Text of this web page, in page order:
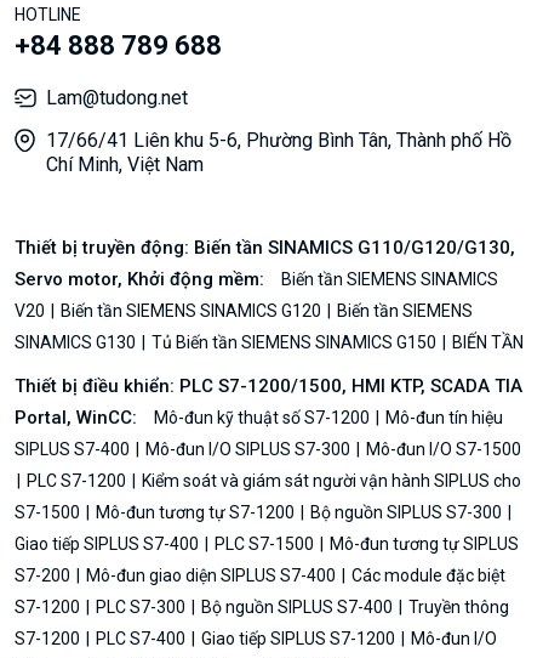
HOTLINE
+84 888 789 688
Lam@tudong.net
17/66/41 Liên khu 5-6, Phường Bình Tân, Thành phố Hồ
Chí Minh, Việt Nam
Thiết bị truyền động: Biến tần SINAMICS G110/G120/G130,
Servo motor, Khởi động mềm:
Biến tần SIEMENS SINAMICS
V20
Biến tần SIEMENS SINAMICS G120
Biến tần SIEMENS
SINAMICS G130
Tủ Biến tần SIEMENS SINAMICS G150 BIẾN TẦN
Thiết bị điều khiển: PLC S7-1200/1500, HMI KTP, SCADA TIA
Portal, WinCC:
Mô-đun kỹ thuật số S7-1200
Mô-đun tín hiệu
SIPLUS S7-400
Mô-đun I/O SIPLUS S7-300
Mô-đun I/O S7-1500
PLC S7-1200
Kiểm soát và giám sát người vận hành SIPLUS cho
S7-1500
Mô-đun tương tự S7-1200
Bộ nguồn SIPLUS S7-300
Giao tiếp SIPLUS S7-400
PLC S7-1500
Mô-đun tương tự SIPLUS
S7-200
Mô-đun giao diện SIPLUS S7-400
Các module đặc biệt
S7-1200
PLC S7-300 Bộ nguồn SIPLUS S7-400
Truyền thông
S7-1200
PLC S7-400 Giao tiếp SIPLUS S7-1200
Mô-đun I/O